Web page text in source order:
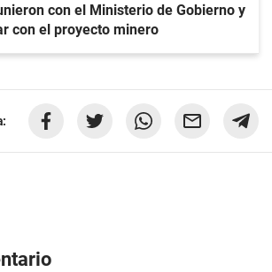
con el Ministerio de Gobierno y
con el proyecto minero